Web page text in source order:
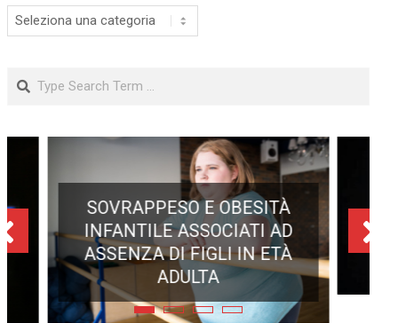
Categorie
Search
ECLISSE TOTALE DEL 12
AGOSTO 2026: DOVE SI
POTRÀ VEDERE